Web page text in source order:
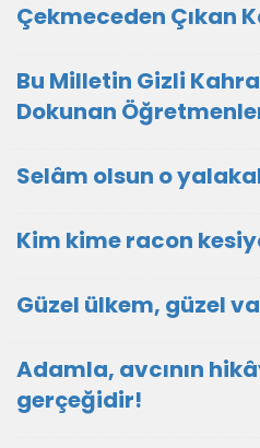
Çekmeceden Çıkan
Bu Milletin Gizli
Dokunan
Selâm olsun o
Kim kime racon
Güzel ülkem, güzel
Adamla, avcının
gerçeğidir!